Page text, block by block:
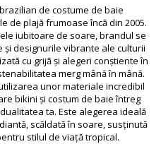
și acesta poate varia în
spălare și
Rio de Sol Oasis Mini
de costume de baie
de plajă frumoase încă din 2005.
iubitoare de soare, brandul se
designurile vibrante ale culturii
cu grijă și alegeri conștiente în
merg mână în mână.
unor materiale incredibil
bikini și costum de baie întreg
ta. Este alegerea ideală
scăldată în soare, susținută
stilul de viață tropical.